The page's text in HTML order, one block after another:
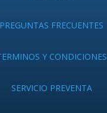
PREGUNTAS FRECUENTES
Y CONDICIONES
SERVICIO PREVENTA